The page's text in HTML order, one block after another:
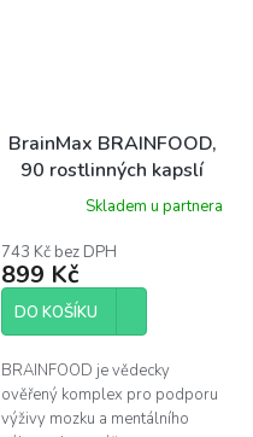
BrainMax BRAINFOOD,
90 rostlinných kapslí
Skladem u partnera
743 Kč bez DPH
899 Kč
DO KOŠÍKU
BRAINFOOD je vědecky
ověřený komplex pro podporu
výživy mozku a mentálního